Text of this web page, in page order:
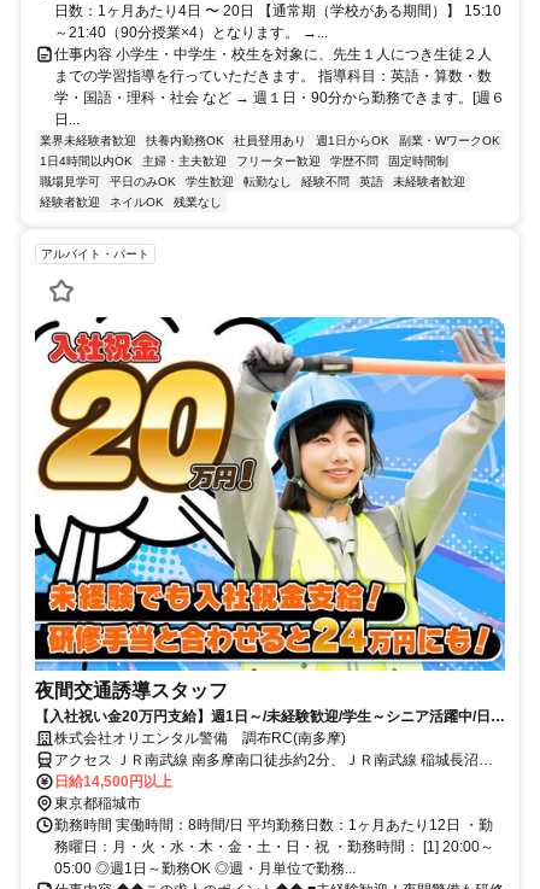
日数：1ヶ月あたり4日 〜 20日 【通常期（学校がある期間）】 15:10
～21:40（90分授業×4）となります。 →...
仕事内容 小学生・中学生・校生を対象に、先生１人につき生徒２人
までの学習指導を行っていただきます。 指導科目：英語・算数・数
学・国語・理科・社会 など → 週１日・90分から勤務できます。[週６
日...
業界未経験者歓迎 扶養内勤務OK 社員登用あり 週1日からOK
副業・WワークOK
1日4時間以内OK
主婦・主夫歓迎 フリーター歓迎 学歴不問
固定時間制
職場見学可
平日のみOK 学生歓迎 転勤なし 経験不問 英語
未経験者歓迎
経験者歓迎
ネイルOK 残業なし
アルバイト・パート
夜間交通誘導スタッフ
【入社祝い金20万円支給】週1日～/未経験歓迎/学生～シニア活躍中/日払
い・週払いOK/履歴書不要！
株式会社オリエンタル警備 調布RC(南多摩)
アクセス ＪＲ南武線 南多摩南口徒歩約2分、ＪＲ南武線 稲城長沼南
口徒歩約17分、京王相模原線 稲城北口徒歩約25分 (面接地/調布リク
ルートセンター)東京都調布市小島町１丁目５－６ アールアンドエス
ビル４F
日給14,500円以上
東京都稲城市
勤務時間 実働時間：8時間/日 平均勤務日数：1ヶ月あたり12日 ・勤
務曜日：月・火・水・木・金・土・日・祝 ・勤務時間： [1] 20:00～
05:00 ◎週1日～勤務OK ◎週・月単位で勤務...